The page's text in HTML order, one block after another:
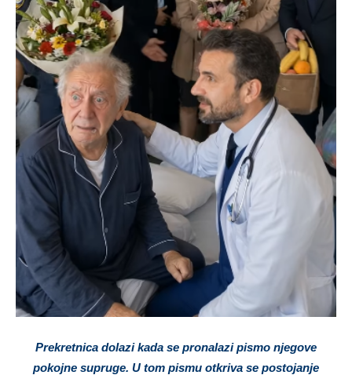
Prekretnica dolazi kada se pronalazi pismo njegove
pokojne supruge. U tom pismu otkriva se postojanje